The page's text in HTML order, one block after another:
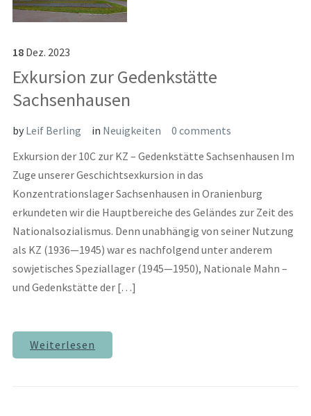
18 Dez. 2023
Exkursion zur Gedenkstätte
Sachsenhausen
byLeif Berling in Neuigkeiten
0 comments
Exkursion der 10C zur KZ – Gedenkstätte Sachsenhausen Im
Zuge unserer Geschichtsexkursion in das
Konzentrationslager Sachsenhausen in Oranienburg
erkundeten wir die Hauptbereiche des Geländes zur Zeit des
Nationalsozialismus. Denn unabhängig von seiner Nutzung
als KZ (1936—1945) war es nachfolgend unter anderem
sowjetisches Speziallager (1945—1950), Nationale Mahn –
und Gedenkstätte der […]
Weiterlesen